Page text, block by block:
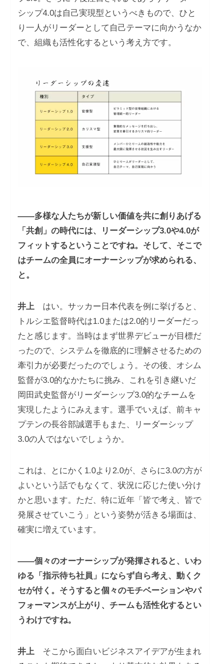
シップ4.0は自己実現型というべきもので、ひと
り一人がリーダーとして自己テーマに向かうなか
で、組織も活性化するという考え方です。
――多様な人たちが新しい価値を共に創りあげる
「共創」の時代には、リーダーシップ3.0や4.0が
フィットするということですね。そして、そこで
はチームの全員にオーナーシップが求められる、
と。
井上はい。サッカー日本代表を例に挙げると、
トルシエ監督時代は1.0または2.0的リーダーだっ
たと感じます。当時はまず世界デビューが目標だ
ったので、システムを徹底的に理解させるための
牽引力が必要だったのでしょう。その後、オシム
監督が3.0的なかたちに挑み、これを引き継いだ
岡田武史監督がリーダーシップ3.0的なチームを
実現したようにみえます。選手でいえば、前キャ
プテンの長谷部誠選手もまた、リーダーシップ
3.0の人ではないでしょうか。
これは、とにかく1.0より2.0が、さらに3.0の方が
よいという話でもなくて、状況に応じた使い分け
かと思います。ただ、特に近年「皆で考え、皆で
発展させていこう」という姿勢が活きる場面は、
確実に増えています。
――個々のオーナーシップが発揮されると、いわ
ゆる「指示待ち社員」にならず自ら考え、動くク
セが付く。そうすると個々のモチベーションやパ
フォーマンスが上がり、チームも活性化するとい
うわけですね。
井上そこから面白いビジネスアイデアが生まれ